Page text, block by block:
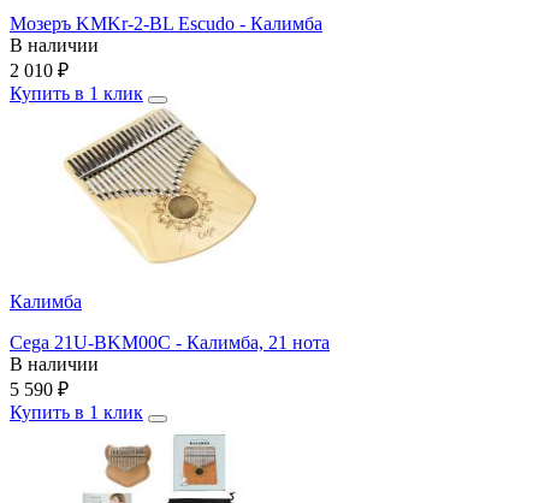
Мозеръ KMKr-2-BL Escudo - Калимба
В наличии
2 010 ₽
Купить в 1 клик
Калимба
Cega 21U-BKM00C - Калимба, 21 нота
В наличии
5 590 ₽
Купить в 1 клик